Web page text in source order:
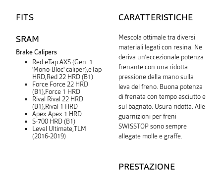
FITS
SRAM
Brake Calipers
Red eTap AXS (Gen. 1
'Mono-Bloc' caliper),eTap
HRD,Red 22 HRD (B1)
Force Force 22 HRD
(B1),Force 1 HRD
Rival Rival 22 HRD
(B1),Rival 1 HRD
Apex Apex 1 HRD
S-700 HRD (B1)
Level Ultimate,TLM
(2016-2019)
CARATTERISTICHE
Mescola ottimale tra diversi
materiali legati con resina. Ne
deriva un’eccezionale potenza
frenante con una ridotta
pressione della mano sulla
leva del freno. Buona potenza
di frenata con tempo asciutto e
sul bagnato. Usura ridotta. Alle
guarnizioni per freni
SWISSTOP sono sempre
allegate molle e graffe.
PRESTAZIONE